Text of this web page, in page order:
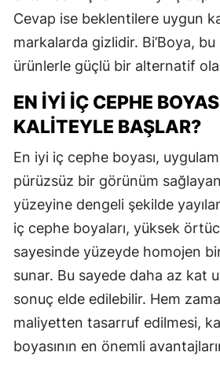
Cevap ise beklentilere uygun
markalarda gizlidir. Bi’Boya,
ürünlerle güçlü bir alternatif
EN İYI İÇ CEPHE
KALITEYLE BAŞLAR?
En iyi iç cephe boyası,
pürüzsüz bir görünüm
yüzeyine dengeli şekilde
iç cephe boyaları, yüksek
sayesinde yüzeyde homojen bir
sunar. Bu sayede daha az kat
sonuç elde edilebilir. Hem
maliyetten tasarruf edilmesi,
boyasının en önemli